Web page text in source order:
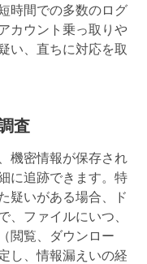
時間での多数のログ
カウント乗っ取りや
い、直ちに対応を取
査
機密情報が保存され
に追跡できます。特
疑いがある場合、ド
、ファイルにいつ、
閲覧、ダウンロー
し、情報漏えいの経